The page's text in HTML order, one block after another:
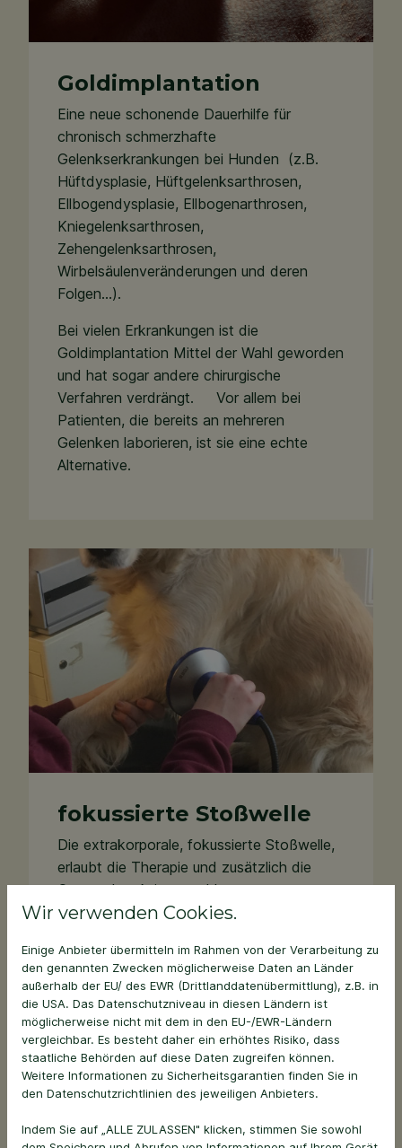
Goldimplantation
Eine neue schonende Dauerhilfe für
chronisch schmerzhafte
Gelenkserkrankungen bei Hunden (z.B.
Hüftdysplasie, Hüftgelenksarthrosen,
Ellbogendysplasie, Ellbogenarthrosen,
Kniegelenksarthrosen,
Zehengelenksarthrosen,
Wirbelsäulenveränderungen und deren
Folgen…).
Bei vielen Erkrankungen ist die
Goldimplantation Mittel der Wahl geworden
und hat sogar andere chirurgische
Verfahren verdrängt. Vor allem bei
Patienten, die bereits an mehreren
Gelenken laborieren, ist sie eine echte
Alternative.
fokussierte Stoßwelle
Die extrakorporale, fokussierte Stoßwelle,
erlaubt die Therapie und zusätzlich die
Ortung der aktiven und latenten
Triggerpunkte.
Der Trigger wird durch den kleinen
Fokuspunkt des Gerätes aufgespürt. Das
ermöglicht für die Patienten eine
Feinlokalisation ohne schmerzhafte
Palpation. Unser Stoßwellengerät kann im
Rahmen von zwei Behandlungstechniken
eingesetzt werden:
lassen sich die Eindringtiefe, Intensität,
Wir verwenden Cookies.
Einige Anbieter übermitteln im Rahmen von der Verarbeitung zu
den genannten Zwecken möglicherweise Daten an Länder
außerhalb der EU/ des EWR (Drittlanddatenübermittlung), z.B. in
die USA. Das Datenschutzniveau in diesen Ländern ist
möglicherweise nicht mit dem in den EU-/EWR-Ländern
vergleichbar. Es besteht daher ein erhöhtes Risiko, dass
staatliche Behörden auf diese Daten zugreifen können.
Weitere Informationen zu Sicherheitsgarantien finden Sie in
den Datenschutzrichtlinien des jeweiligen Anbieters.
Indem Sie auf „ALLE ZULASSEN" klicken, stimmen Sie sowohl